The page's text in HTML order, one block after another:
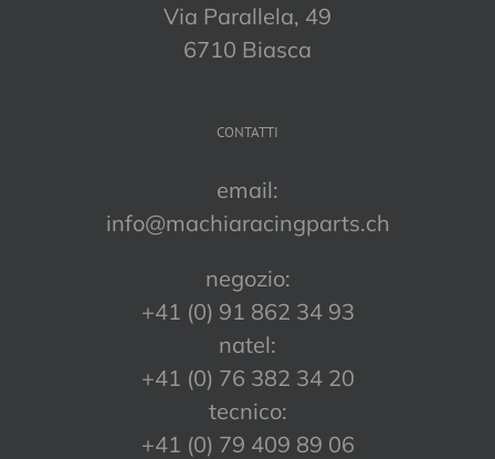
Via Parallela, 49
6710 Biasca
CONTATTI
email:
info@machiaracingparts.ch
negozio:
+41 (0) 91 862 34 93
natel:
+41 (0) 76 382 34 20
tecnico:
+41 (0) 79 409 89 06